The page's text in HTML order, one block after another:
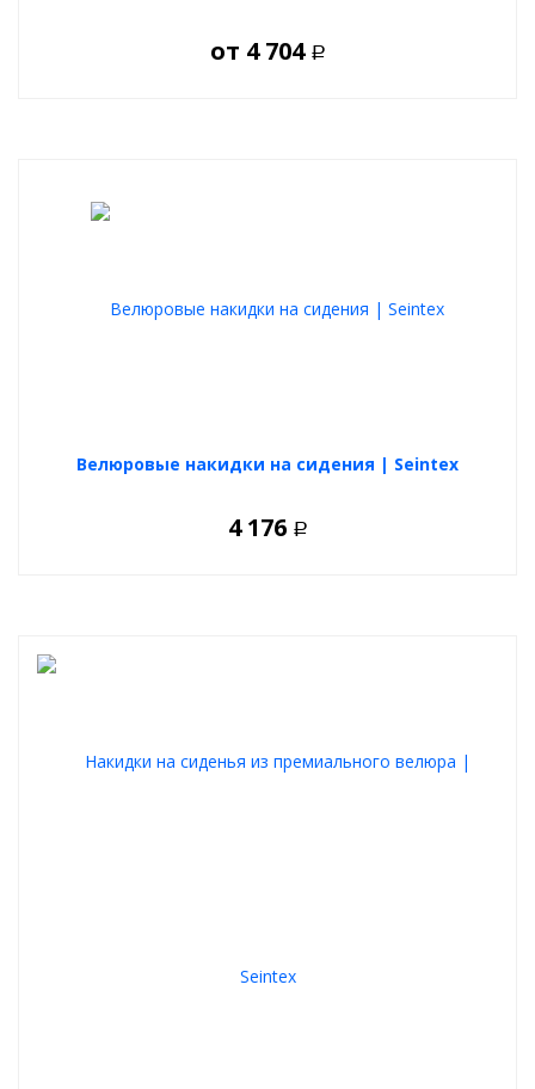
от 4 704 Р
Велюровые накидки на сидения | Seintex
4 176 Р